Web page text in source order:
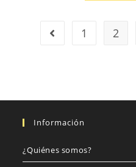
1 2
Información
¿Quiénes somos?